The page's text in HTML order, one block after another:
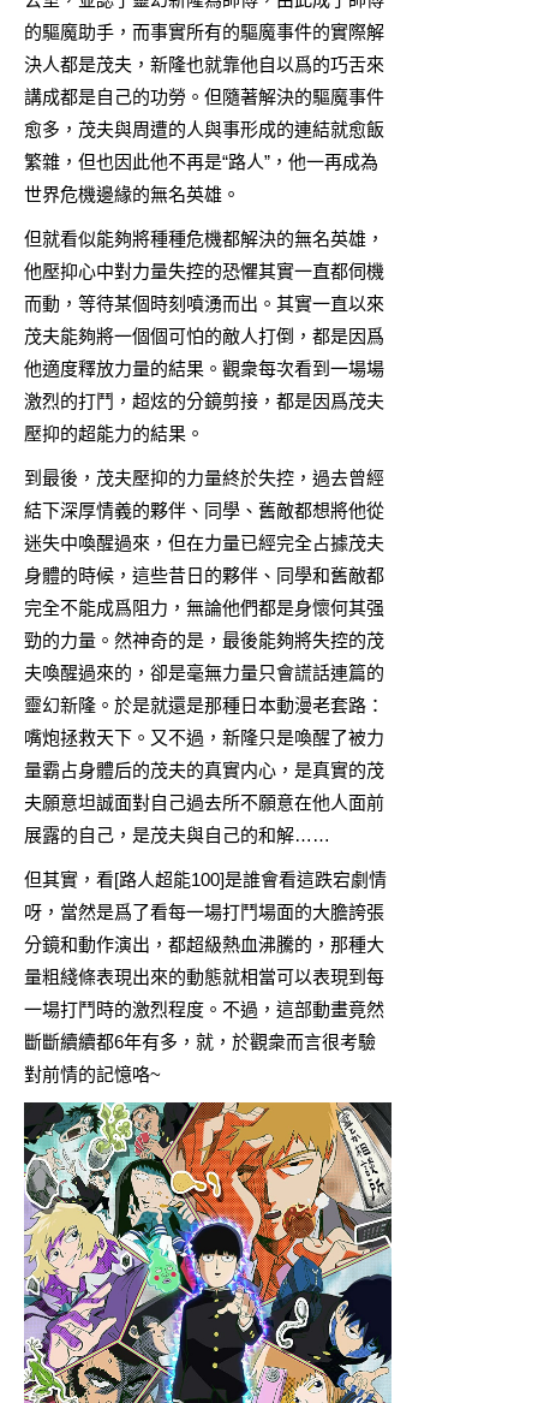
的驅魔助手，而事實所有的驅魔事件的實際解
決人都是茂夫，新隆也就靠他自以爲的巧舌來
講成都是自己的功勞。但隨著解決的驅魔事件
愈多，茂夫與周遭的人與事形成的連結就愈飯
繁雜，但也因此他不再是“路人”，他一再成為
世界危機邊緣的無名英雄。
但就看似能夠將種種危機都解決的無名英雄，
他壓抑心中對力量失控的恐懼其實一直都伺機
而動，等待某個時刻噴湧而出。其實一直以來
茂夫能夠將一個個可怕的敵人打倒，都是因爲
他適度釋放力量的結果。觀衆每次看到一場場
激烈的打鬥，超炫的分鏡剪接，都是因爲茂夫
壓抑的超能力的結果。
到最後，茂夫壓抑的力量終於失控，過去曾經
結下深厚情義的夥伴、同學、舊敵都想將他從
迷失中喚醒過來，但在力量已經完全占據茂夫
身體的時候，這些昔日的夥伴、同學和舊敵都
完全不能成爲阻力，無論他們都是身懷何其强
勁的力量。然神奇的是，最後能夠將失控的茂
夫喚醒過來的，卻是毫無力量只會謊話連篇的
靈幻新隆。於是就還是那種日本動漫老套路：
嘴炮拯救天下。又不過，新隆只是喚醒了被力
量霸占身體后的茂夫的真實内心，是真實的茂
夫願意坦誠面對自己過去所不願意在他人面前
展露的自己，是茂夫與自己的和解……
但其實，看[路人超能100]是誰會看這跌宕劇情
呀，當然是爲了看每一場打鬥場面的大膽誇張
分鏡和動作演出，都超級熱血沸騰的，那種大
量粗綫條表現出來的動態就相當可以表現到每
一場打鬥時的激烈程度。不過，這部動畫竟然
斷斷續續都6年有多，就，於觀衆而言很考驗
對前情的記憶咯~